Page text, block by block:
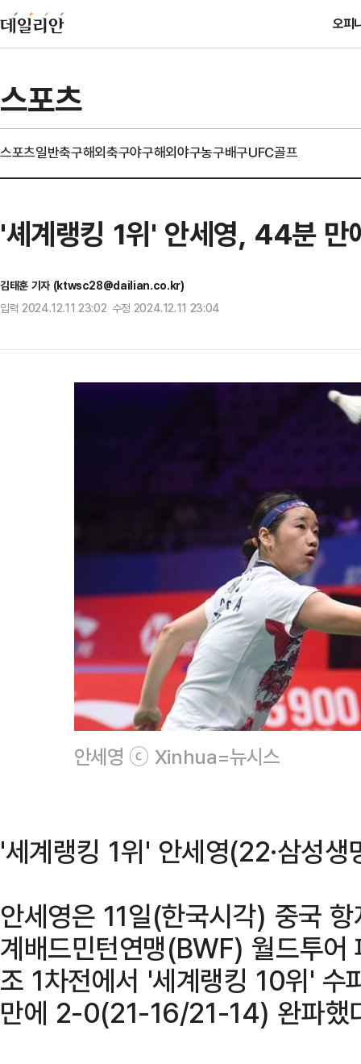
오피
스포츠
스포츠일반축구해외축구야구해외야구농구배구UFC골프
'셰계랭킹 1위' 안세영, 44분
김태훈 기자 (ktwsc28@dailian.co.kr)
입력 2024.12.11 23:02 수정 2024.12.11 23:04
안세영 ⓒ Xinhua=뉴시스
'세계랭킹 1위' 안세영(22·삼성
안세영은 11일(한국시각) 중국
계배드민턴연맹(BWF) 월드투
조 1차전에서 '세계랭킹 10위'
만에 2-0(21-16/21-14) 완파했